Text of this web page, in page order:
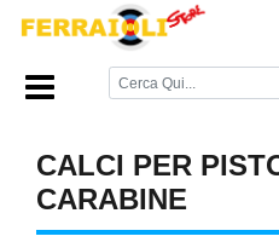
Home Page/RICAMBI/Calci
CALCI PER
CARABINE